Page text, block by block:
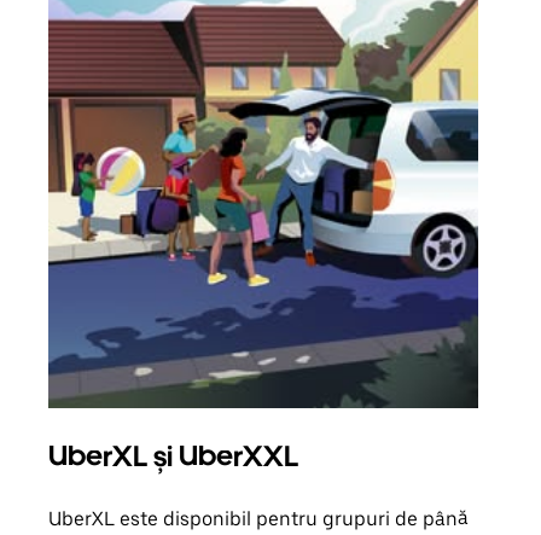
UberXL și UberXXL
UberXL este disponibil pentru grupuri de până